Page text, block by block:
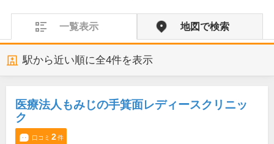
一覧表示 地図で検索
駅から近い順に全4件を表示
医療法人もみじの手箕面レディースクリニッ
ク
口コミ 2件